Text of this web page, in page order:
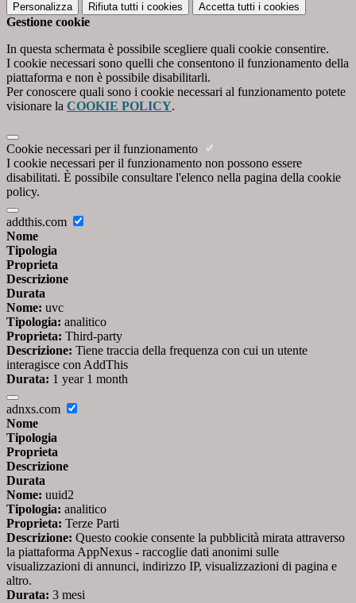
Personalizza Rifiuta tutti i cookies Accetta tutti i cookies
Gestione cookie
In questa schermata è possibile scegliere quali cookie consentire.
I cookie necessari sono quelli che consentono il funzionamento della
piattaforma e non è possibile disabilitarli.
Per conoscere quali sono i cookie necessari al funzionamento potete
visionare la COOKIE POLICY.
Cookie necessari per il funzionamento
I cookie necessari per il funzionamento non possono essere
disabilitati. È possibile consultare l'elenco nella pagina della cookie
policy.
addthis.com
Nome
Tipologia
Proprieta
Descrizione
Durata
Nome: uvc
Tipologia: analitico
Proprieta: Third-party
Descrizione: Tiene traccia della frequenza con cui un utente
interagisce con AddThis
Durata: 1 year 1 month
adnxs.com
Nome
Tipologia
Proprieta
Descrizione
Durata
Nome: uuid2
Tipologia: analitico
Proprieta: Terze Parti
Descrizione: Questo cookie consente la pubblicità mirata attraverso
la piattaforma AppNexus - raccoglie dati anonimi sulle
visualizzazioni di annunci, indirizzo IP, visualizzazioni di pagina e
altro.
Durata: 3 mesi